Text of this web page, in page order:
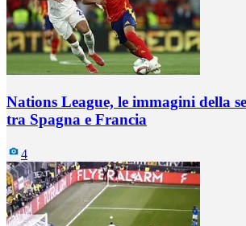
Nations League, le immagini della
tra Spagna e Francia
4